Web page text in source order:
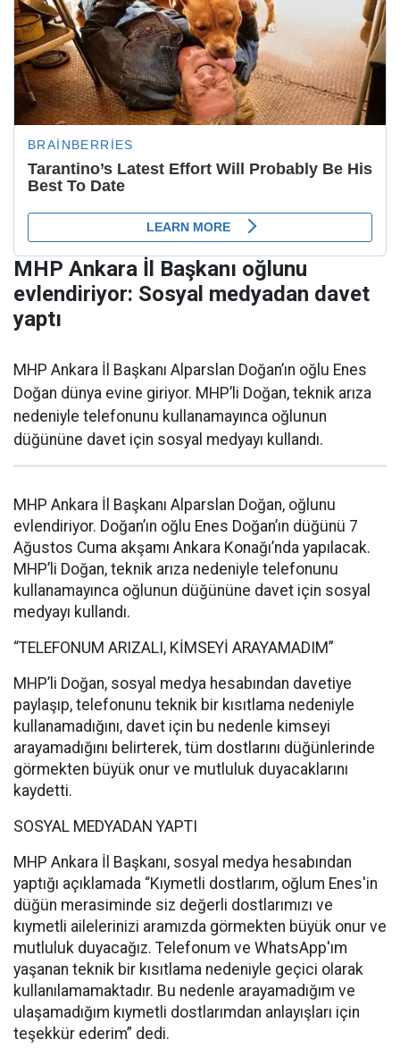
MHP Ankara İl Başkanı oğlunu
evlendiriyor: Sosyal medyadan davet
yaptı
MHP Ankara İl Başkanı Alparslan Doğan’ın oğlu Enes
Doğan dünya evine giriyor. MHP’li Doğan, teknik arıza
nedeniyle telefonunu kullanamayınca oğlunun
düğününe davet için sosyal medyayı kullandı.
MHP Ankara İl Başkanı Alparslan Doğan, oğlunu
evlendiriyor. Doğan’ın oğlu Enes Doğan’ın düğünü 7
Ağustos Cuma akşamı Ankara Konağı’nda yapılacak.
MHP’li Doğan, teknik arıza nedeniyle telefonunu
kullanamayınca oğlunun düğününe davet için sosyal
medyayı kullandı.
“TELEFONUM ARIZALI, KİMSEYİ ARAYAMADIM”
MHP’li Doğan, sosyal medya hesabından davetiye
paylaşıp, telefonunu teknik bir kısıtlama nedeniyle
kullanamadığını, davet için bu nedenle kimseyi
arayamadığını belirterek, tüm dostlarını düğünlerinde
görmekten büyük onur ve mutluluk duyacaklarını
kaydetti.
SOSYAL MEDYADAN YAPTI
MHP Ankara İl Başkanı, sosyal medya hesabından
yaptığı açıklamada “Kıymetli dostlarım, oğlum Enes'in
düğün merasiminde siz değerli dostlarımızı ve
kıymetli ailelerinizi aramızda görmekten büyük onur ve
mutluluk duyacağız. Telefonum ve WhatsApp'ım
yaşanan teknik bir kısıtlama nedeniyle geçici olarak
kullanılamamaktadır. Bu nedenle arayamadığım ve
ulaşamadığım kıymetli dostlarımdan anlayışları için
teşekkür ederim” dedi.